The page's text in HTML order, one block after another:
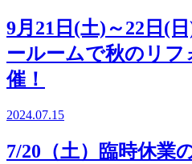
9月21日(土)～22日(
ールームで秋のリフ
催！
2024.07.15
7/20（土）臨時休業